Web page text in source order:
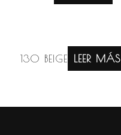
130 BEIGE LEER MÁS